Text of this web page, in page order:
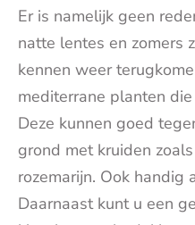
Er is namelijk geen
natte lentes en zomers
kennen weer
mediterrane planten
Deze kunnen goed
grond met kruiden
rozemarijn. Ook handig
Daarnaast kunt u een